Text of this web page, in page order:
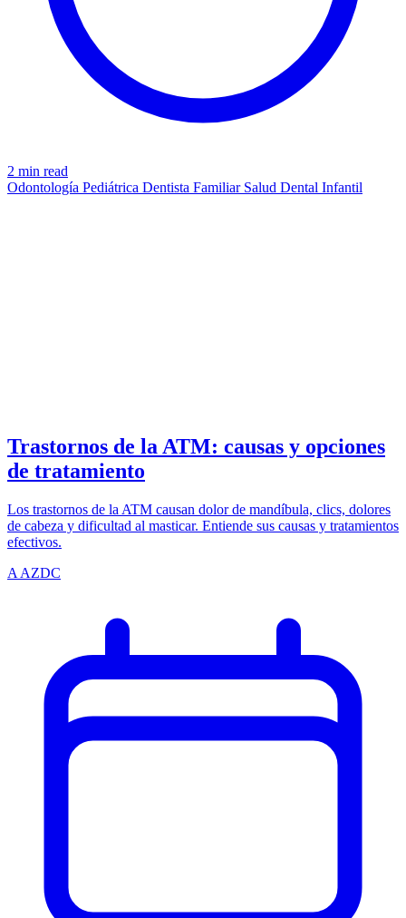
2 min read
Odontología Pediátrica Dentista Familiar Salud Dental Infantil
Trastornos de la ATM: causas y opciones
de tratamiento
Los trastornos de la ATM causan dolor de mandíbula, clics, dolores
de cabeza y dificultad al masticar. Entiende sus causas y tratamientos
efectivos.
A AZDC